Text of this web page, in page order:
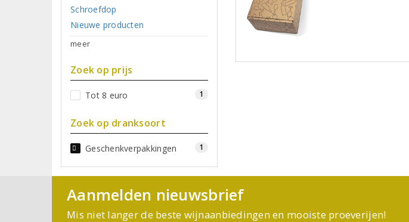
Schroefdop
Nieuwe producten
meer
Zoek op prijs
Tot 8 euro 1
Zoek op dranksoort
Geschenkverpakkingen 1
Aanmelden nieuwsbrief
Mis niet langer de beste wijnaanbiedingen en mooiste proeverijen!